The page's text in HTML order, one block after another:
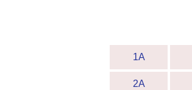
1A
2A